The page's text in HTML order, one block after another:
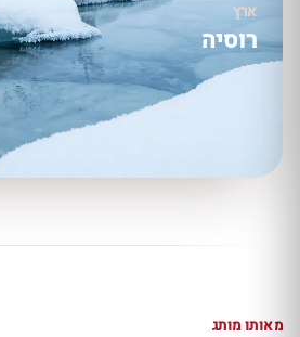
ארץ
רוסיה
מאותו מותג